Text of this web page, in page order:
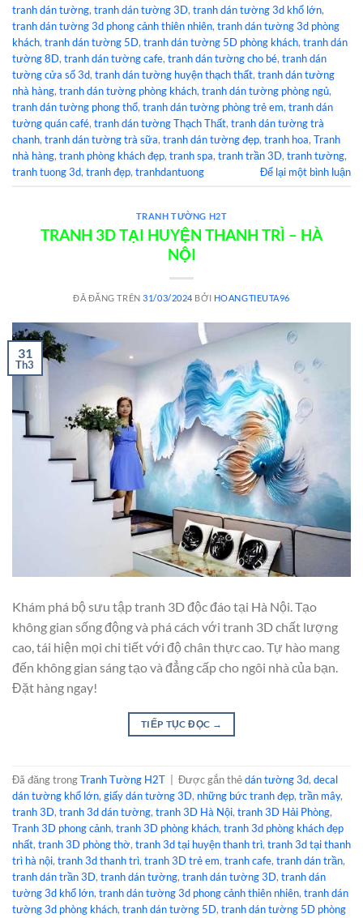
tranh dán tường, tranh dán tường 3D, tranh dán tường 3d khổ lớn,
tranh dán tường 3d phong cảnh thiên nhiên, tranh dán tường 3d phòng
khách, tranh dán tường 5D, tranh dán tường 5D phòng khách, tranh dán
tường 8D, tranh dán tường cafe, tranh dán tường cho bé, tranh dán
tường cửa sổ 3d, tranh dán tường huyện thạch thất, tranh dán tường
nhà hàng, tranh dán tường phòng khách, tranh dán tường phòng ngủ,
tranh dán tường phong thổ, tranh dán tường phòng trẻ em, tranh dán
tường quán café, tranh dán tường Thạch Thất, tranh dán tường trà
chanh, tranh dán tường trà sữa, tranh dán tường đẹp, tranh hoa, Tranh
nhà hàng, tranh phòng khách đẹp, tranh spa, tranh trần 3D, tranh tường,
tranh tuong 3d, tranh đẹp, tranhdantuong Để lại một bình luận
TRANH TƯỜNG H2T
TRANH 3D TẠI HUYỆN THANH TRÌ – HÀ
NỘI
ĐÃ ĐĂNG TRÊN31/03/2024 BỞI HOANGTIEUTA96
31
Th3
Khám phá bộ sưu tập tranh 3D độc đáo tại Hà Nội. Tạo
không gian sống động và phá cách với tranh 3D chất lượng
cao, tái hiện mọi chi tiết với độ chân thực cao. Tự hào mang
đến không gian sáng tạo và đẳng cấp cho ngôi nhà của bạn.
Đặt hàng ngay!
TIẾP TỤC ĐỌC →
Đã đăng trongTranh Tường H2T Được gắn thẻdán tường 3d, decal
dán tường khổ lớn, giấy dán tường 3D, những bức tranh đẹp, trần mây,
tranh 3D, tranh 3d dán tường, tranh 3D Hà Nội, tranh 3D Hải Phòng,
Tranh 3D phong cảnh, tranh 3D phòng khách, tranh 3d phòng khách đẹp
nhất, tranh 3D phòng thờ, tranh 3d tại huyện thanh trì, tranh 3d tại thanh
trì hà nội, tranh 3d thanh trì, tranh 3D trẻ em, tranh cafe, tranh dán trần,
tranh dán trần 3D, tranh dán tường, tranh dán tường 3D, tranh dán
tường 3d khổ lớn, tranh dán tường 3d phong cảnh thiên nhiên, tranh dán
tường 3d phòng khách, tranh dán tường 5D, tranh dán tường 5D phòng